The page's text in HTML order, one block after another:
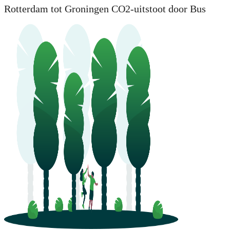
Rotterdam tot Groningen CO2-uitstoot door Bus